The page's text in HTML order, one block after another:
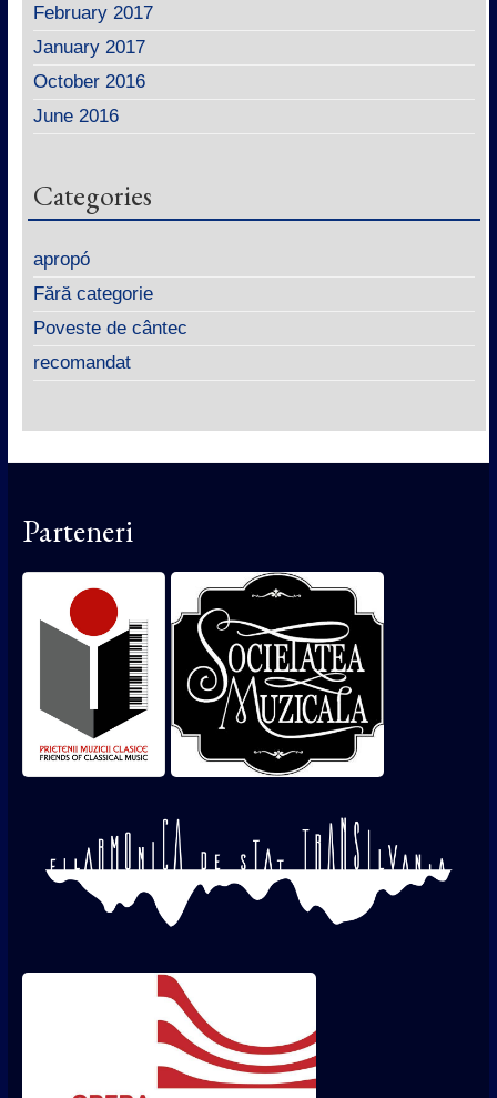
February 2017
January 2017
October 2016
June 2016
Categories
apropó
Fără categorie
Poveste de cântec
recomandat
Parteneri